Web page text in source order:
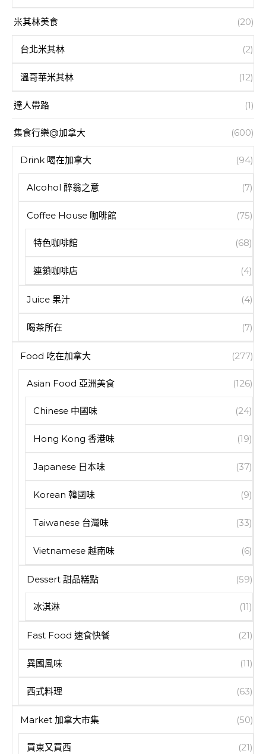
米其林美食 (20)
台北米其林 (2)
溫哥華米其林 (12)
達人帶路 (1)
集食行樂@加拿大 (600)
Drink 喝在加拿大 (94)
Alcohol 醉翁之意 (7)
Coffee House 咖啡館 (75)
特色咖啡館 (68)
連鎖咖啡店 (4)
Juice 果汁 (4)
喝茶所在 (7)
Food 吃在加拿大 (277)
Asian Food 亞洲美食 (126)
Chinese 中國味 (24)
Hong Kong 香港味 (19)
Japanese 日本味 (37)
Korean 韓國味 (9)
Taiwanese 台灣味 (33)
Vietnamese 越南味 (6)
Dessert 甜品糕點 (59)
冰淇淋 (11)
Fast Food 速食快餐 (21)
異國風味 (11)
西式料理 (63)
Market 加拿大市集 (50)
買東又買西 (21)